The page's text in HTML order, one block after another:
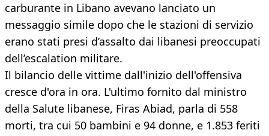
carburante in Libano avevano lanciato un
messaggio simile dopo che le stazioni di servizio
erano stati presi d’assalto dai libanesi preoccupati
dell’escalation militare.
Il bilancio delle vittime dall'inizio dell'offensiva
cresce d'ora in ora. L'ultimo fornito dal ministro
della Salute libanese, Firas Abiad, parla di 558
morti, tra cui 50 bambini e 94 donne, e 1.853 feriti